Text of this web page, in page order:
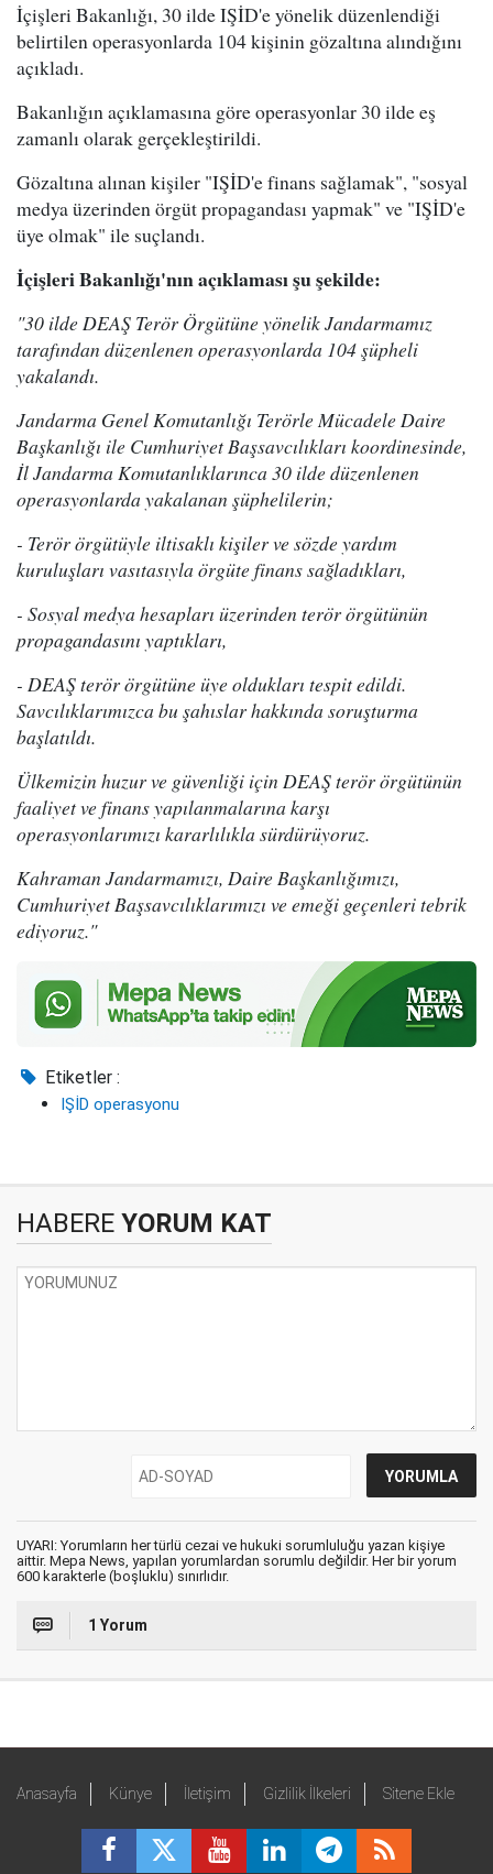
İçişleri Bakanlığı, 30 ilde IŞİD'e yönelik düzenlendiği
belirtilen operasyonlarda 104 kişinin gözaltına alındığını
açıkladı.
Bakanlığın açıklamasına göre operasyonlar 30 ilde eş
zamanlı olarak gerçekleştirildi.
Gözaltına alınan kişiler "IŞİD'e finans sağlamak", "sosyal
medya üzerinden örgüt propagandası yapmak" ve "IŞİD'e
üye olmak" ile suçlandı.
İçişleri Bakanlığı'nın açıklaması şu şekilde:
"30 ilde DEAŞ Terör Örgütüne yönelik Jandarmamız
tarafından düzenlenen operasyonlarda 104 şüpheli
yakalandı.
Jandarma Genel Komutanlığı Terörle Mücadele Daire
Başkanlığı ile Cumhuriyet Başsavcılıkları koordinesinde,
İl Jandarma Komutanlıklarınca 30 ilde düzenlenen
operasyonlarda yakalanan şüphelilerin;
- Terör örgütüyle iltisaklı kişiler ve sözde yardım
kuruluşları vasıtasıyla örgüte finans sağladıkları,
- Sosyal medya hesapları üzerinden terör örgütünün
propagandasını yaptıkları,
- DEAŞ terör örgütüne üye oldukları tespit edildi.
Savcılıklarımızca bu şahıslar hakkında soruşturma
başlatıldı.
Ülkemizin huzur ve güvenliği için DEAŞ terör örgütünün
faaliyet ve finans yapılanmalarına karşı
operasyonlarımızı kararlılıkla sürdürüyoruz.
Kahraman Jandarmamızı, Daire Başkanlığımızı,
Cumhuriyet Başsavcılıklarımızı ve emeği geçenleri tebrik
ediyoruz."
Etiketler :
IŞİD operasyonu
HABERE YORUM KAT
UYARI: Yorumların her türlü cezai ve hukuki sorumluluğu yazan kişiye
aittir. Mepa News, yapılan yorumlardan sorumlu değildir. Her bir yorum
600 karakterle (boşluklu) sınırlıdır.
1 Yorum
Anasayfa Künye İletişim Gizlilik İlkeleri Sitene Ekle